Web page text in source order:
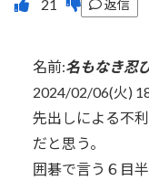
返信
名前:名もなき忍
2024/02/06(火)
先出しによる不
だと思う。
囲碁で言う６目半